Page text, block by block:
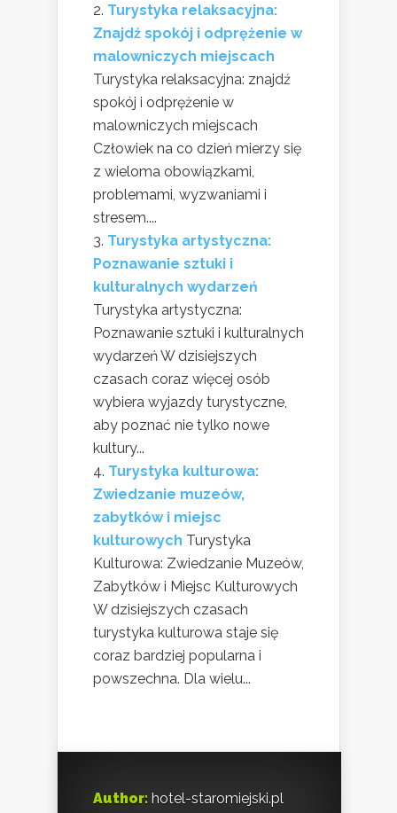
Turystyka relaksacyjna:
Znajdź spokój i odprężenie w
malowniczych miejscach
Turystyka relaksacyjna: znajdź
spokój i odprężenie w
malowniczych miejscach
Człowiek na co dzień mierzy się
z wieloma obowiązkami,
problemami, wyzwaniami i
stresem....
Turystyka artystyczna:
Poznawanie sztuki i
kulturalnych wydarzeń
Turystyka artystyczna:
Poznawanie sztuki i kulturalnych
wydarzeń W dzisiejszych
czasach coraz więcej osób
wybiera wyjazdy turystyczne,
aby poznać nie tylko nowe
kultury...
Turystyka kulturowa:
Zwiedzanie muzeów,
zabytków i miejsc
kulturowych Turystyka
Kulturowa: Zwiedzanie Muzeów,
Zabytków i Miejsc Kulturowych
W dzisiejszych czasach
turystyka kulturowa staje się
coraz bardziej popularna i
powszechna. Dla wielu...
Author: hotel-staromiejski.pl